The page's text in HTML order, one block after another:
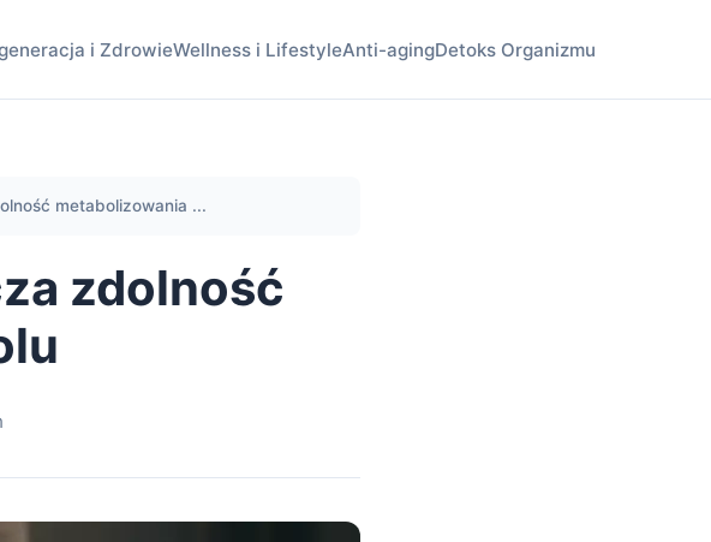
i ZdrowieWellness i LifestyleAnti-agingDetoks Organizmu
metabolizowania ...
zdolność